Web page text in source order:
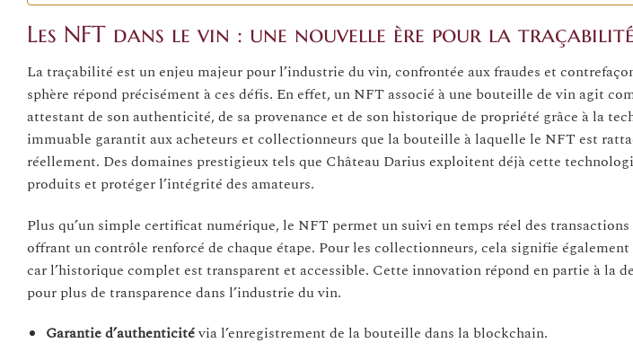
Les NFT dans le vin : une nouvelle ère pour la
La traçabilité est un enjeu majeur pour l’industrie du vin, confrontée aux fraudes et
sphère répond précisément à ces défis. En effet, un NFT associé à une bouteille de vin agit
attestant de son authenticité, de sa provenance et de son historique de propriété grâce à la
immuable garantit aux acheteurs et collectionneurs que la bouteille à laquelle le NFT est
réellement. Des domaines prestigieux tels que Château Darius exploitent déjà cette
produits et protéger l’intégrité des amateurs.
Plus qu’un simple certificat numérique, le NFT permet un suivi en temps réel des
offrant un contrôle renforcé de chaque étape. Pour les collectionneurs, cela signifie
car l’historique complet est transparent et accessible. Cette innovation répond en partie à la
pour plus de transparence dans l’industrie du vin.
Garantie d’authenticitévia l’enregistrement de la bouteille dans la blockchain.